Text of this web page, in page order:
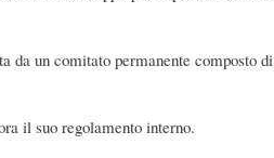
da un comitato permanente composto
il suo regolamento interno.